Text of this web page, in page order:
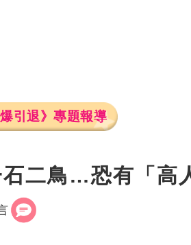
引退》專題報導
二鳥…恐有「高